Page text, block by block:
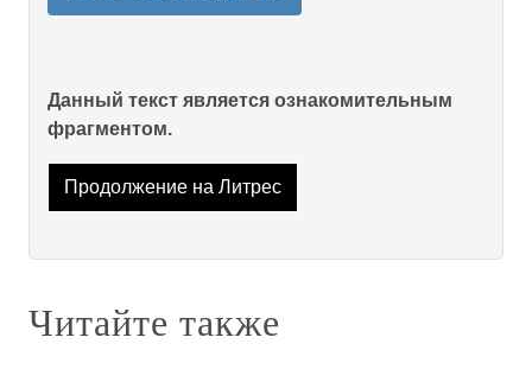
Данный текст является ознакомительным
фрагментом.
Продолжение на Литрес
Читайте также